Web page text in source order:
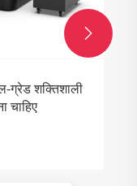
हाई-क्यू
में नए मानक
